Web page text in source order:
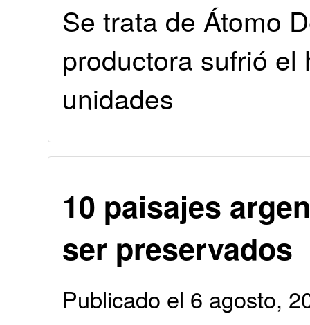
Se trata de Átomo
productora sufrió
unidades
10 paisajes
ser preservados
Publicado el 6 agosto,